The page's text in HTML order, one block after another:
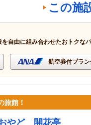
この施
を自由に組み合わせたおトクな
航空券付プラ
旅館！
やど 開花亭